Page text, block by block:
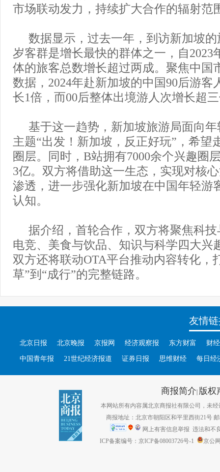
市场联动发力，持续扩大合作的辐射范
数据显示，过去一年，到访新加坡
岁客群是增长最快的群体之一，自2023
体的旅客总数增长超过两成。聚焦中国
数据，2024年赴新加坡的中国90后游客
长1倍，而00后整体出境游人次增长超
基于这一趋势，新加坡旅游局面向
主题“出发！新加坡，反正好玩”，希望
圈层。同时，B站拥有7000余个兴趣圈
3亿。双方将借助这一生态，实现对核
渗透，进一步强化新加坡在中国年轻游
认知。
据介绍，首轮合作，双方将聚焦科
电竞、美食与饮品、知识与科学四大兴
双方还将联动OTA平台推动内容转化，
草”到“成行”的完整链路。
友情
北京日报 北京晚报 京报网 经济观察报 东方财富 财
中国青年报 21世纪经济报道 证券日报 思维财经 每日经
商报简介| 版权
本网站所有内容属北京商报社有限公司，未经
商报地址：北京市朝阳区和平里西街21号
网上有害信息举报 违法和不
ICP备案编号：京ICP备08003726号-1
京公